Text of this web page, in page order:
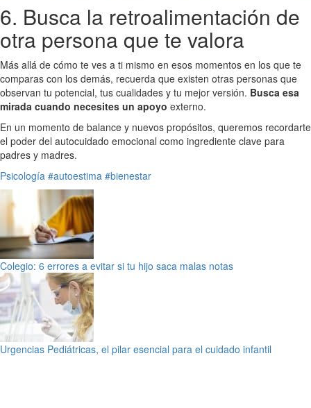
6. Busca la retroalimentación de
otra persona que te valora
Más allá de cómo te ves a ti mismo en esos momentos en los que te
comparas con los demás, recuerda que existen otras personas que
observan tu potencial, tus cualidades y tu mejor versión. Busca esa
mirada cuando necesites un apoyo externo.
En un momento de balance y nuevos propósitos, queremos recordarte
el poder del autocuidado emocional como ingrediente clave para
padres y madres.
Psicología #autoestima #bienestar
Colegio: 6 errores a evitar si tu hijo saca malas notas
Urgencias Pediátricas, el pilar esencial para el cuidado infantil